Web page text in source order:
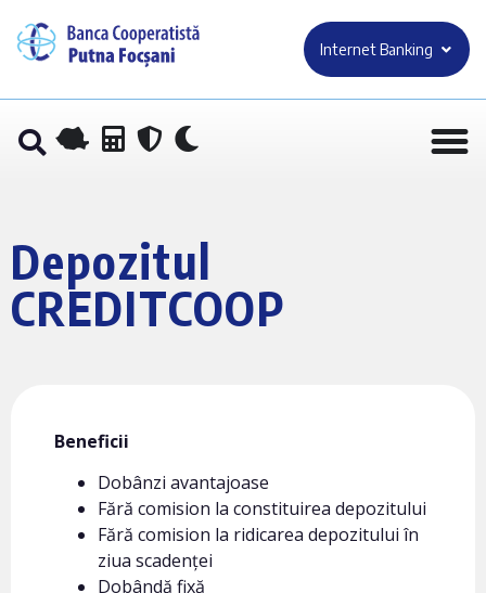
Internet Banking
Depozitul
CREDITCOOP
Beneficii
Dobânzi avantajoase
Fără comision la constituirea depozitului
Fără comision la ridicarea depozitului în
ziua scadenței
Dobândă fixă